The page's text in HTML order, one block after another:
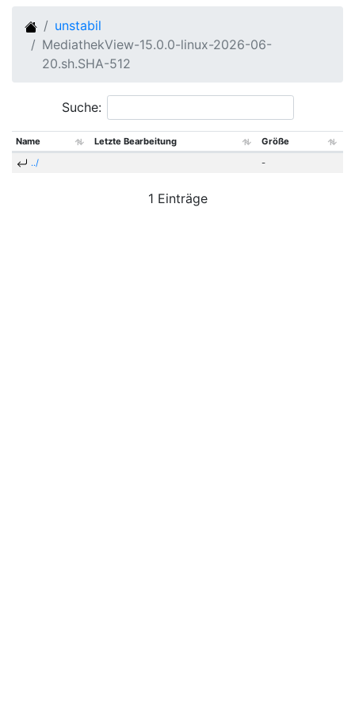
unstabil
MediathekView-15.0.0-linux-2026-06-
20.sh.SHA-512
Suche:
Name Letzte Bearbeitung
Größe
../
-
1 Einträge